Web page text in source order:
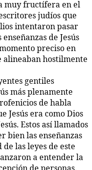
muy fructífera en el
judíos que
intentaron pasar
de Jesús
preciso en
alineaban hostilmente
gentiles
más plenamente
de habla
Jesús era como Dios
Estos así llamados
bien las enseñanzas
las leyes de este
a entender la